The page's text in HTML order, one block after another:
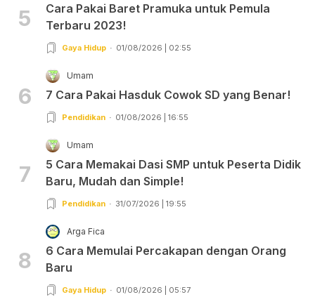
5
Cara Pakai Baret Pramuka untuk Pemula
Terbaru 2023!
Gaya Hidup 01/08/2026 | 02:55
6
Umam
7 Cara Pakai Hasduk Cowok SD yang Benar!
Pendidikan 01/08/2026 | 16:55
7
Umam
5 Cara Memakai Dasi SMP untuk Peserta Didik
Baru, Mudah dan Simple!
Pendidikan 31/07/2026 | 19:55
8
Arga Fica
6 Cara Memulai Percakapan dengan Orang
Baru
Gaya Hidup 01/08/2026 | 05:57